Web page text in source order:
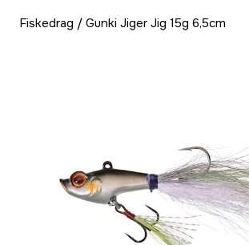
Fiskedrag / Gunki Jiger Jig 15g 6,5cm